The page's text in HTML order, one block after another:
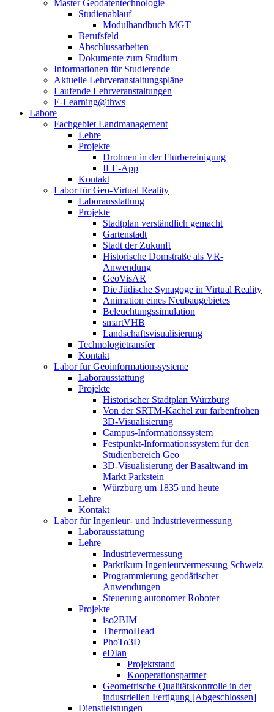
Master Geodatentechnologie
Studienablauf
Modulhandbuch MGT
Berufsfeld
Abschlussarbeiten
Dokumente zum Studium
Informationen für Studierende
Aktuelle Lehrveranstaltungspläne
Laufende Lehrveranstaltungen
E-Learning@thws
Labore
Fachgebiet Landmanagement
Lehre
Projekte
Drohnen in der Flurbereinigung
ILE-App
Kontakt
Labor für Geo-Virtual Reality
Laborausstattung
Projekte
Stadtplan verständlich gemacht
Gartenstadt
Stadt der Zukunft
Historische Domstraße als VR-
Anwendung
GeoVisAR
Die Jüdische Synagoge in Virtual Reality
Animation eines Neubaugebietes
Beleuchtungssimulation
smartVHB
Landschaftsvisualisierung
Technologietransfer
Kontakt
Labor für Geoinformationssysteme
Laborausstattung
Projekte
Historischer Stadtplan Würzburg
Von der SRTM-Kachel zur farbenfrohen
3D-Visualisierung
Campus-Informationssystem
Festpunkt-Informationssystem für den
Studienbereich Geo
3D-Visualisierung der Basaltwand im
Markt Parkstein
Würzburg um 1835 und heute
Lehre
Kontakt
Labor für Ingenieur- und Industrievermessung
Laborausstattung
Lehre
Industrievermessung
Parktikum Ingenieurvermessung Schweiz
Programmierung geodätischer
Anwendungen
Steuerung autonomer Roboter
Projekte
iso2BIM
ThermoHead
PhoTo3D
eDIan
Projektstand
Kooperationspartner
Geometrische Qualitätskontrolle in der
industriellen Fertigung [Abgeschlossen]
Dienstleistungen